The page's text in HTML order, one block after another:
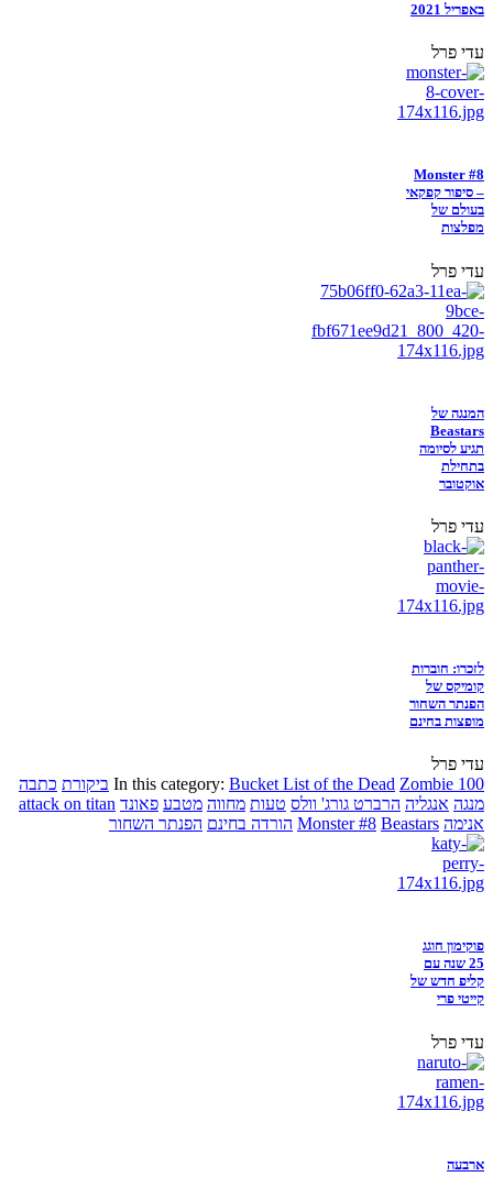
באפריל 2021
עדי פרל
Monster #8
– סיפור קפקאי
בעולם של
מפלצות
עדי פרל
המנגה של
Beastars
תגיע לסיומה
בתחילת
אוקטובר
עדי פרל
לזכרו: חוברות
קומיקס של
הפנתר השחור
מופצות בחינם
עדי פרל
In this category: Bucket List of the Dead Zombie 100 ביקורת כתבה
מנגה אנגליה הרברט גורג' וולס טעות מחווה מטבע פאונד attack on titan
אנימה
Monster #8 Beastars הורדה בחינם הפנתר השחור
פוקימון חוגג
25 שנה עם
קליפ חדש של
קייטי פרי
עדי פרל
ארבעה